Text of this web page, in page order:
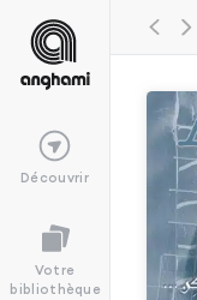
Découvrir
Votre
bibliothèque